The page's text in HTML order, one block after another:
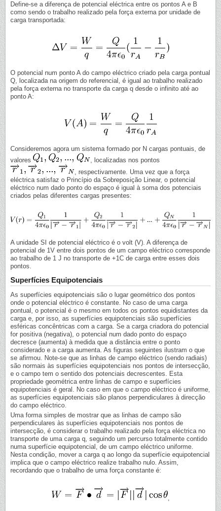
Define-se a diferença de potencial eléctrica entre os pontos A e B
como sendo o trabalho realizado pela força externa por unidade de
carga transportada:
O potencial num ponto A do campo eléctrico criado pela carga pontual
Q, localizada na origem do referencial, é igual ao trabalho realizado
pela força externa no transporte da carga q desde o infinito até ao
ponto A:
Consideremos agora um sistema formado por N cargas pontuais, de
valores
, localizadas nos pontos
, respectivamente. Uma vez que a força
eléctrica satisfaz o Princípio da Sobreposição Linear, o potencial
eléctrico num dado ponto do espaço é igual à soma dos potenciais
criados pelas diferentes cargas presentes:
A unidade SI de potencial eléctrico é o volt (V). A diferença de
potencial de 1V entre dois pontos de um campo eléctrico corresponde
ao trabalho de 1 J no transporte de +1C de carga entre esses dois
pontos.
Superfícies Equipotenciais
As superfícies equipotenciais são o lugar geométrico dos pontos
onde o potencial eléctrico é constante. No caso de uma carga
pontual, o potencial é o mesmo em todos os pontos equidistantes da
carga e, por isso, as superfícies equipotenciais são superfícies
esféricas concêntricas com a carga. Se a carga criadora do potencial
for positiva (negativa), o potencial num dado ponto do espaço
decresce (aumenta) à medida que a distância entre o ponto
considerado e a carga aumenta. As figuras seguintes ilustram o que
se afirmou. Note-se que as linhas de campo eléctrico (sendo radiais)
são normais às superfícies equipotenciais nos pontos de intersecção,
e o campo tem o sentido dos potenciais decrescentes. Esta
propriedade geométrica entre linhas de campo e superfícies
equipotenciais é geral. No caso em que o campo eléctrico é uniforme,
as superfícies equipotenciais são planos perpendiculares à direcção
do campo eléctrico.
Uma forma simples de mostrar que as linhas de campo são
perpendiculares às superfícies equipotenciais nos pontos de
intersecção, é considerar o trabalho realizado pela força eléctrica no
transporte de uma carga q, seguindo um percurso totalmente contido
numa superfície equipotencial, de um campo eléctrico uniforme.
Nesta condição, mover a carga q ao longo da superfície equipotencial
implica que o campo eléctrico realize trabalho nulo. Assim,
recordando que o trabalho de uma força constante é: